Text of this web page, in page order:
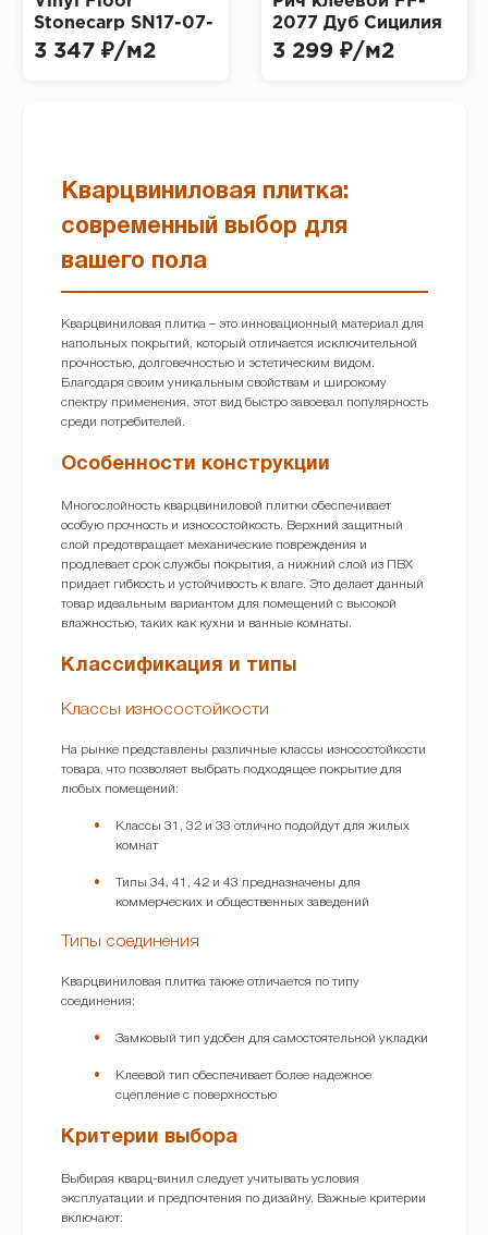
Stonecarp SN17-07-
19 Бельведер Dark
3 347 ₽/м2
2077 Дуб Сицилия
(Rich Dry Back Fine
3 299 ₽/м2
Кварцвиниловая плитка:
современный выбор для
вашего пола
Кварцвиниловая плитка – это инновационный материал для
напольных покрытий, который отличается исключительной
прочностью, долговечностью и эстетическим видом.
Благодаря своим уникальным свойствам и широкому
спектру применения, этот вид быстро завоевал популярность
среди потребителей.
Особенности конструкции
Многослойность кварцвиниловой плитки обеспечивает
особую прочность и износостойкость. Верхний защитный
слой предотвращает механические повреждения и
продлевает срок службы покрытия, а нижний слой из ПВХ
придает гибкость и устойчивость к влаге. Это делает данный
товар идеальным вариантом для помещений с высокой
влажностью, таких как кухни и ванные комнаты.
Классификация и типы
Классы износостойкости
На рынке представлены различные классы износостойкости
товара, что позволяет выбрать подходящее покрытие для
любых помещений:
Классы 31, 32 и 33 отлично подойдут для жилых
комнат
Типы 34, 41, 42 и 43 предназначены для
коммерческих и общественных заведений
Типы соединения
Кварцвиниловая плитка также отличается по типу
соединения:
Замковый тип удобен для самостоятельной укладки
Клеевой тип обеспечивает более надежное
сцепление с поверхностью
Критерии выбора
Выбирая кварц-винил следует учитывать условия
эксплуатации и предпочтения по дизайну. Важные критерии
включают: